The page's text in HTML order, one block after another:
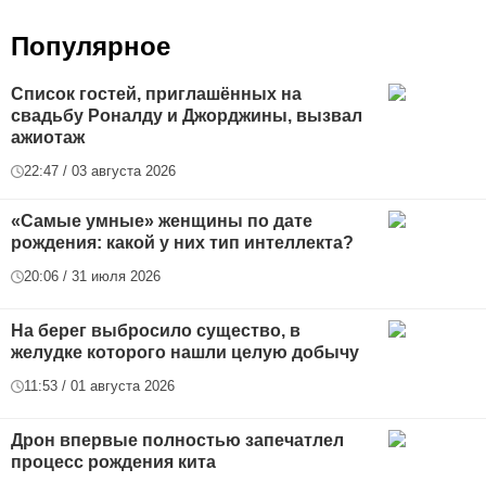
Популярное
Список гостей, приглашённых на
свадьбу Роналду и Джорджины, вызвал
ажиотаж
22:47 / 03 августа 2026
«Самые умные» женщины по дате
рождения: какой у них тип интеллекта?
20:06 / 31 июля 2026
На берег выбросило существо, в
желудке которого нашли целую добычу
11:53 / 01 августа 2026
Дрон впервые полностью запечатлел
процесс рождения кита